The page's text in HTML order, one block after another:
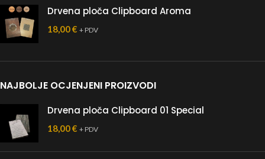
Drvena ploča Clipboard Aroma
18,00€ + PDV
NAJBOLJE OCJENJENI PROIZVODI
Drvena ploča Clipboard 01 Special
18,00€ + PDV